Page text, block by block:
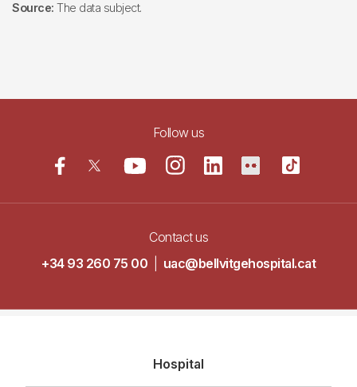
Source: The data subject.
Follow us
Contact us
+34 93 260 75 00
uac@bellvitgehospital.cat
Hospital